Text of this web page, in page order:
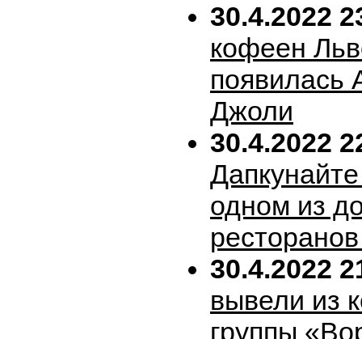
30.4.2022
кофеен
появилась
Джоли
30.4.2022
одном из
30.4.2022
вывели из
группы